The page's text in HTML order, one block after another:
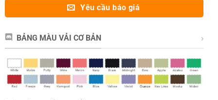
Yêu cầu báo giá
BẢNG MÀU VẢI CƠ BẢN